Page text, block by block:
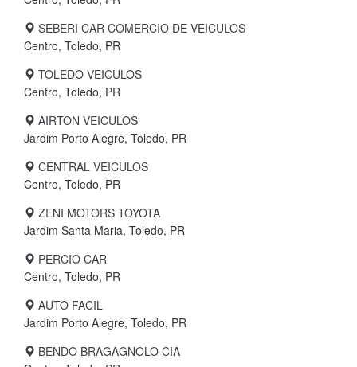
SEBERI CAR COMERCIO DE VEICULOS
Centro, Toledo, PR
TOLEDO VEICULOS
Centro, Toledo, PR
AIRTON VEICULOS
Jardim Porto Alegre, Toledo, PR
CENTRAL VEICULOS
Centro, Toledo, PR
ZENI MOTORS TOYOTA
Jardim Santa Maria, Toledo, PR
PERCIO CAR
Centro, Toledo, PR
AUTO FACIL
Jardim Porto Alegre, Toledo, PR
BENDO BRAGAGNOLO CIA